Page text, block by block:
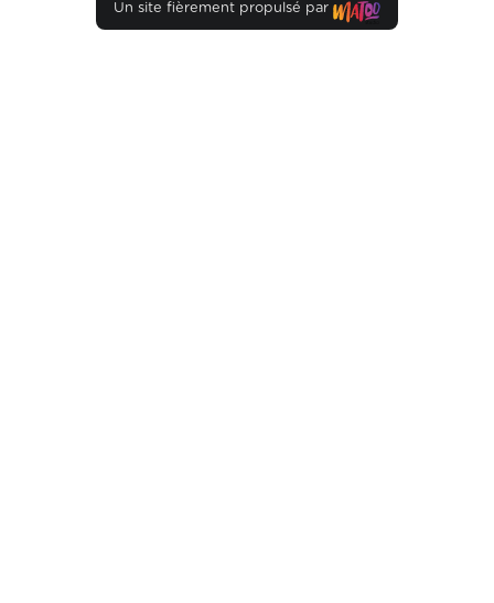
Un site fièrement propulsé par